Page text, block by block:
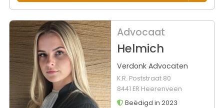
Advocaat
Helmich
Verdonk Advocaten
K.R. Poststraat 80
8441 ER Heerenveen
Beëdigd in 2023